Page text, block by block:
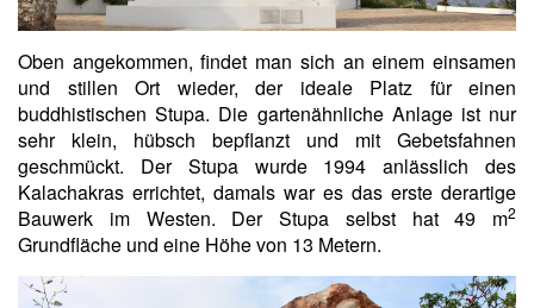
Oben angekommen, findet man sich an einem einsamen
und stillen Ort wieder, der ideale Platz für einen
buddhistischen Stupa. Die gartenähnliche Anlage ist nur
sehr klein, hübsch bepflanzt und mit Gebetsfahnen
geschmückt. Der Stupa wurde 1994 anlässlich des
Kalachakras errichtet, damals war es das erste derartige
Bauwerk im Westen. Der Stupa selbst hat 49 m2
Grundfläche und eine Höhe von 13 Metern.